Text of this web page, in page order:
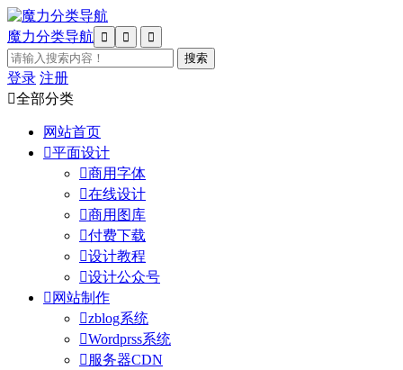
魔力分类导航   
登录 注册
全部分类
网站首页
平面设计
商用字体
在线设计
商用图库
付费下载
设计教程
设计公众号
 网站制作
zblog系统
Wordprss系统
 服务器CDN